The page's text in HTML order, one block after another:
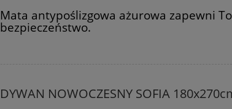
Mata antypoślizgowa ażurowa zapewni
bezpieczeństwo.
DYWAN NOWOCZESNY SOFIA